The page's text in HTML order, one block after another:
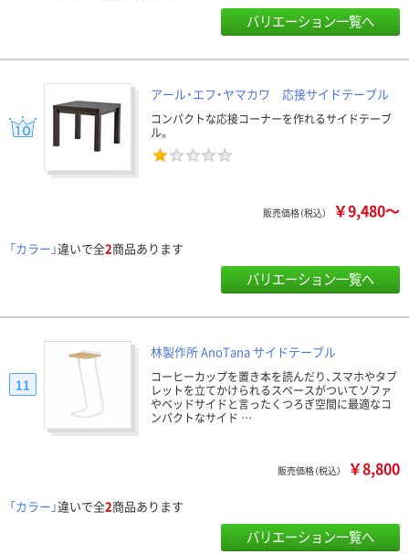
バリエーション一覧へ
アール・エフ・ヤマカワ 応接サイドテーブル
コンパクトな応接コーナーを作れるサイドテーブ
ル。
販売価格（税込） ￥9,480～
「カラー」違いで全2商品あります
バリエーション一覧へ
林製作所 AnoTana サイドテーブル
コーヒーカップを置き本を読んだり、スマホやタブ
レットを立てかけられるスペースがついてソファ
やベッドサイドと言ったくつろぎ空間に最適なコ
ンパクトなサイド …
11
販売価格（税込） ￥8,800
「カラー」違いで全2商品あります
バリエーション一覧へ